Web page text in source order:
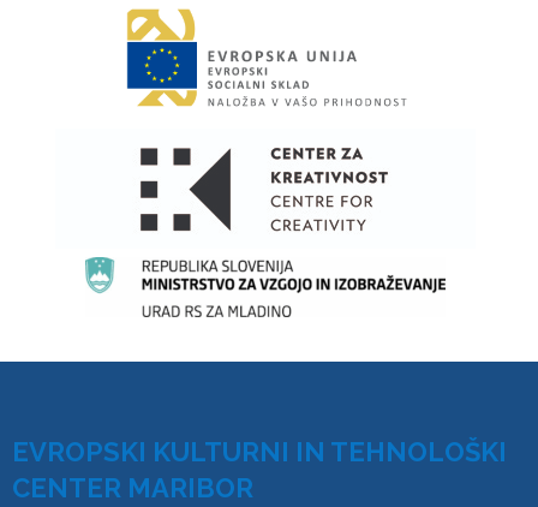
EVROPSKI KULTURNI IN TEHNOLOŠKI
CENTER MARIBOR